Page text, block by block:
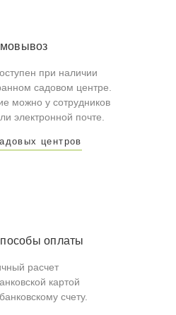
при наличии
садовом центре.
можно у сотрудников
электронной почте.
центров
оплаты
расчет
картой
счету.